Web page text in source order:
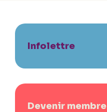
Infolettre
Devenir membre